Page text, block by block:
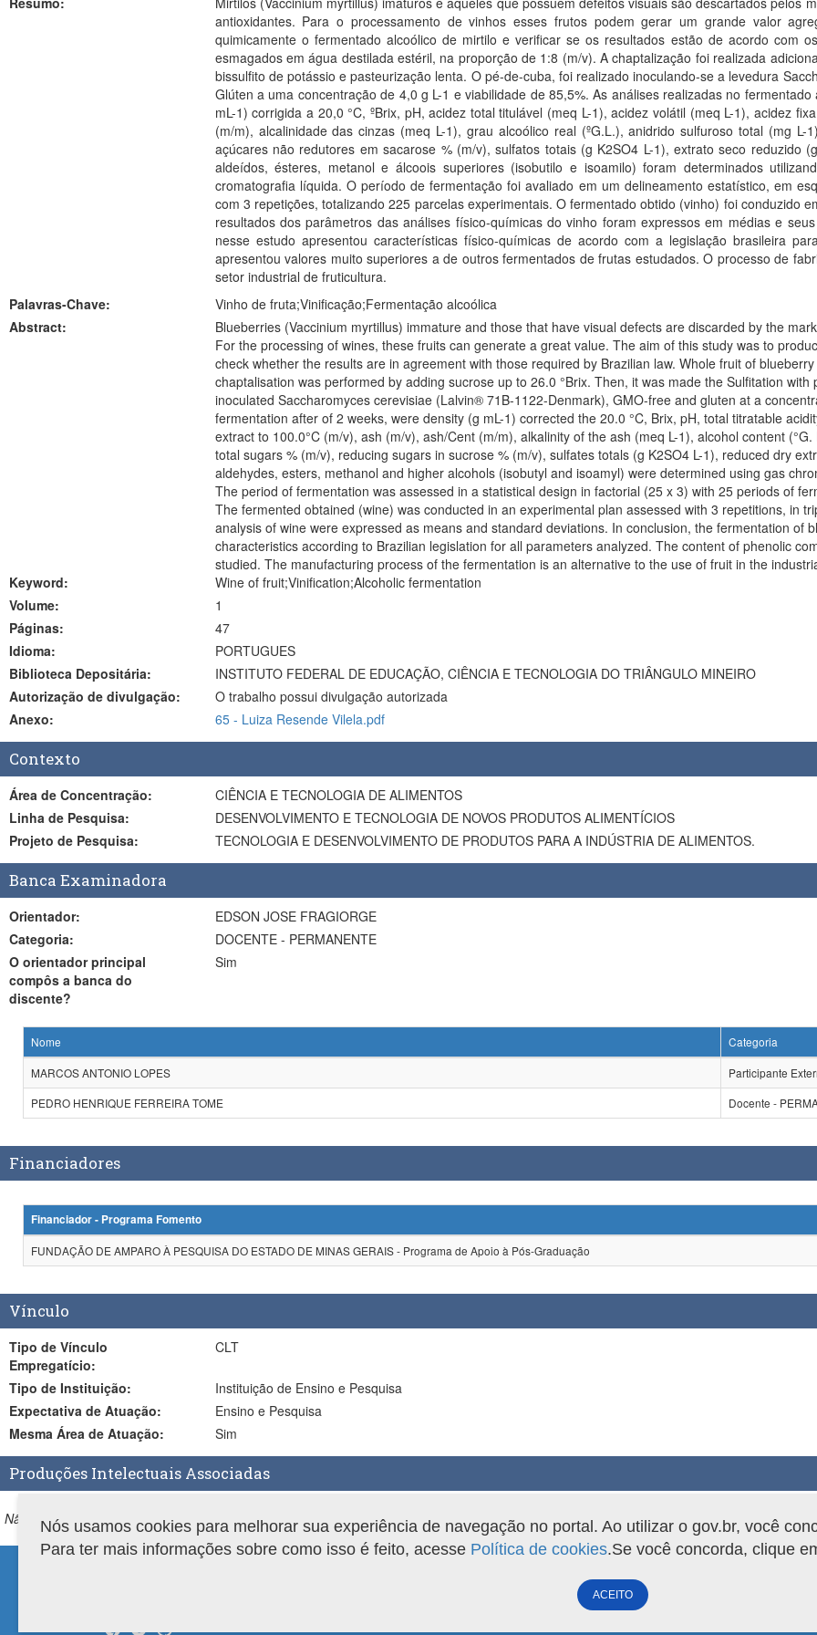
antioxidantes. Para o processamento de vinhos esses frutos podem gerar um grande valor
quimicamente o fermentado alcoólico de mirtilo e verificar se os resultados estão de acordo com
esmagados em água destilada estéril, na proporção de 1:8 (m/v). A chaptalização foi realizada
bissulfito de potássio e pasteurização lenta. O pé-de-cuba, foi realizado inoculando-se a levedura
Glúten a uma concentração de 4,0 g L-1 e viabilidade de 85,5%. As análises realizadas no
mL-1) corrigida a 20,0 °C, ºBrix, pH, acidez total titulável (meq L-1), acidez volátil (meq L-1), acidez
(m/m), alcalinidade das cinzas (meq L-1), grau alcoólico real (ºG.L.), anidrido sulfuroso total (mg
açúcares não redutores em sacarose % (m/v), sulfatos totais (g K2SO4 L-1), extrato seco reduzido
aldeídos, ésteres, metanol e álcoois superiores (isobutilo e isoamilo) foram determinados
cromatografia líquida. O período de fermentação foi avaliado em um delineamento estatístico, em
com 3 repetições, totalizando 225 parcelas experimentais. O fermentado obtido (vinho) foi conduzido
resultados dos parâmetros das análises físico-químicas do vinho foram expressos em médias e
nesse estudo apresentou características físico-químicas de acordo com a legislação brasileira
apresentou valores muito superiores a de outros fermentados de frutas estudados. O processo de
setor industrial de fruticultura.
Palavras-Chave:
Vinho de fruta;Vinificação;Fermentação alcoólica
Abstract:
Blueberries (Vaccinium myrtillus) immature and those that have visual defects are discarded by the
For the processing of wines, these fruits can generate a great value. The aim of this study was to
check whether the results are in agreement with those required by Brazilian law. Whole fruit of
chaptalisation was performed by adding sucrose up to 26.0 °Brix. Then, it was made the Sulfitation
inoculated Saccharomyces cerevisiae (Lalvin® 71B-1122-Denmark), GMO-free and gluten at a
fermentation after of 2 weeks, were density (g mL-1) corrected the 20.0 °C, Brix, pH, total titratable
extract to 100.0°C (m/v), ash (m/v), ash/Cent (m/m), alkalinity of the ash (meq L-1), alcohol content
total sugars % (m/v), reducing sugars in sucrose % (m/v), sulfates totals (g K2SO4 L-1), reduced dry
aldehydes, esters, methanol and higher alcohols (isobutyl and isoamyl) were determined using gas
The period of fermentation was assessed in a statistical design in factorial (25 x 3) with 25 periods of
The fermented obtained (wine) was conducted in an experimental plan assessed with 3 repetitions, in
analysis of wine were expressed as means and standard deviations. In conclusion, the fermentation of
characteristics according to Brazilian legislation for all parameters analyzed. The content of phenolic
studied. The manufacturing process of the fermentation is an alternative to the use of fruit in the
Keyword:
Wine of fruit;Vinification;Alcoholic fermentation
Volume:
1
Páginas:
47
Idioma:
PORTUGUES
Biblioteca Depositária:
INSTITUTO FEDERAL DE EDUCAÇÃO, CIÊNCIA E TECNOLOGIA DO TRIÂNGULO MINEIRO
Autorização de divulgação:
O trabalho possui divulgação autorizada
Anexo:
65 - Luiza Resende Vilela.pdf
Contexto
Área de Concentração:
CIÊNCIA E TECNOLOGIA DE ALIMENTOS
Linha de Pesquisa:
DESENVOLVIMENTO E TECNOLOGIA DE NOVOS PRODUTOS ALIMENTÍCIOS
Projeto de Pesquisa:
TECNOLOGIA E DESENVOLVIMENTO DE PRODUTOS PARA A INDÚSTRIA DE ALIMENTOS.
Banca Examinadora
Orientador:
EDSON JOSE FRAGIORGE
Categoria:
DOCENTE - PERMANENTE
O orientador principal
compôs a banca do
discente?
Sim
Nome
Categoria
MARCOS ANTONIO LOPES
Participante
PEDRO HENRIQUE FERREIRA TOME
Docente -
Financiadores
Financiador - Programa Fomento
FUNDAÇÃO DE AMPARO À PESQUISA DO ESTADO DE MINAS GERAIS - Programa de Apoio à Pós-Graduação
Vínculo
Tipo de Vínculo
Empregatício:
CLT
Tipo de Instituição:
Instituição de Ensino e Pesquisa
Expectativa de Atuação:
Ensino e Pesquisa
Mesma Área de Atuação:
Sim
Produções Intelectuais Associadas
Não existem produções associadas ao trabalho de conclusão.
Nós usamos cookies para melhorar sua experiência de navegação no portal. Ao utilizar o gov.br, você
Para ter mais informações sobre como isso é feito, acesse Política de cookies.Se você concorda, clique
ACEITO